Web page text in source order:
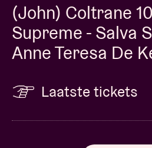
(John) Coltrane
Supreme - Salva
Anne Teresa De
Laatste tickets